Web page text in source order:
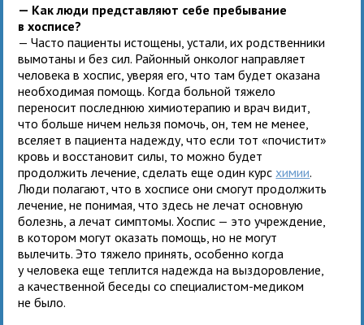
— Как люди представляют себе пребывание
в хосписе?
— Часто пациенты истощены, устали, их родственники
вымотаны и без сил. Районный онколог направляет
человека в хоспис, уверяя его, что там будет оказана
необходимая помощь. Когда больной тяжело
переносит последнюю химиотерапию и врач видит,
что больше ничем нельзя помочь, он, тем не менее,
вселяет в пациента надежду, что если тот «почистит»
кровь и восстановит силы, то можно будет
продолжить лечение, сделать еще один курс химии.
Люди полагают, что в хосписе они смогут продолжить
лечение, не понимая, что здесь не лечат основную
болезнь, а лечат симптомы. Хоспис — это учреждение,
в котором могут оказать помощь, но не могут
вылечить. Это тяжело принять, особенно когда
у человека еще теплится надежда на выздоровление,
а качественной беседы со специалистом-медиком
не было.